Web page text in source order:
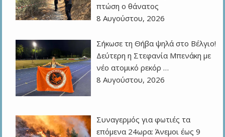
πτώση ο θάνατος
8 Αυγούστου, 2026
Σήκωσε τη Θήβα ψηλά στο Βέλγιο!
Δεύτερη η Στεφανία Μπενάκη με
νέο ατομικό ρεκόρ …
8 Αυγούστου, 2026
Συναγερμός για φωτιές τα
επόμενα 24ωρα: Άνεμοι έως 9